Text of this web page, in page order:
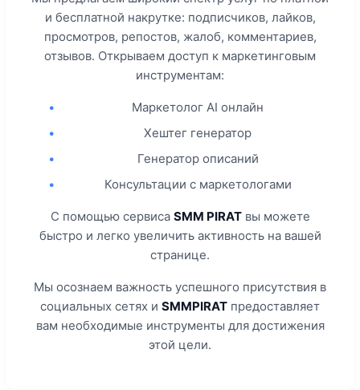
и бесплатной накрутке: подписчиков, лайков,
просмотров, репостов, жалоб, комментариев,
отзывов. Открываем доступ к маркетинговым
инструментам:
•
Маркетолог AI онлайн
•
Хештег генератор
•
Генератор описаний
•
Консультации с маркетологами
С помощью сервиса SMM PIRATвы можете
быстро и легко увеличить активность на вашей
странице.
Мы осознаем важность успешного присутствия в
социальных сетях и SMMPIRAT предоставляет
вам необходимые инструменты для достижения
этой цели.